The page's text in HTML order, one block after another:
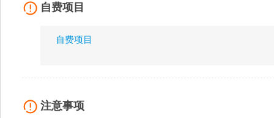
自费项目
自费项目
注意事项